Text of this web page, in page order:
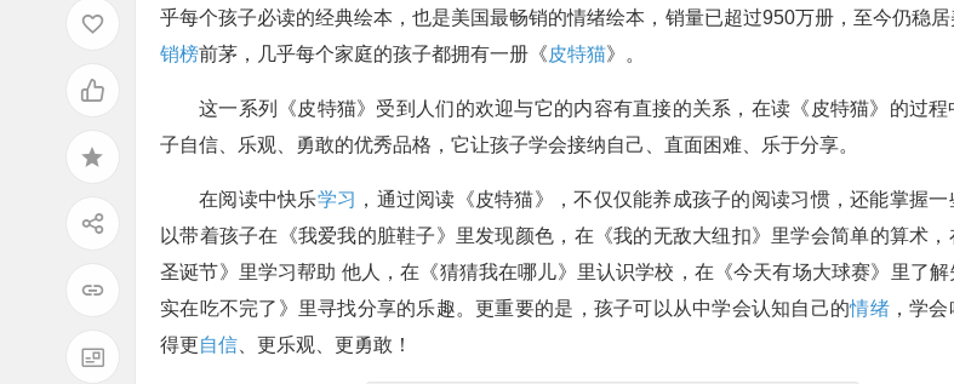
乎每个孩子必读的经典绘本，也是美国最畅销的情绪绘本，销量已超过950万册，至今仍稳
销榜前茅，几乎每个家庭的孩子都拥有一册《皮特猫》。
这一系列《皮特猫》受到人们的欢迎与它的内容有直接的关系，在读《皮特猫》的过
子自信、乐观、勇敢的优秀品格，它让孩子学会接纳自己、直面困难、乐于分享。
在阅读中快乐学习
，通过阅读《皮特猫》，不仅仅能养成孩子的阅读习惯，还能掌握
以带着孩子在《我爱我的脏鞋子》里发现颜色，在《我的无敌大纽扣》里学会简单的算术，
圣诞节》里学习帮助 他人，在《猜猜我在哪儿》里认识学校，在《今天有场大球赛》里了
实在吃不完了》里寻找分享的乐趣。更重要的是，孩子可以从中学会认知自己的情绪，学会
得更自信 、更乐观、更勇敢！